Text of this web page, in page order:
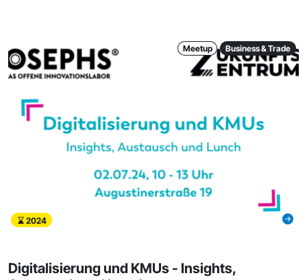
Meetup Business & Trade
2024
Digitalisierung und KMUs - Insights,